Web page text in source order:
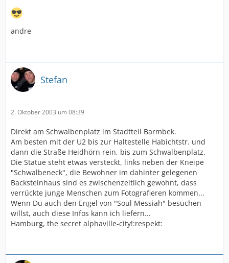
andre
Stefan
2. Oktober 2003 um 08:39
Direkt am Schwalbenplatz im Stadtteil Barmbek.
Am besten mit der U2 bis zur Haltestelle Habichtstr. und
dann die Straße Heidhörn rein, bis zum Schwalbenplatz.
Die Statue steht etwas versteckt, links neben der Kneipe
"Schwalbeneck", die Bewohner im dahinter gelegenen
Backsteinhaus sind es zwischenzeitlich gewohnt, dass
verrückte junge Menschen zum Fotografieren kommen...
Wenn Du auch den Engel von "Soul Messiah" besuchen
willst, auch diese Infos kann ich liefern...
Hamburg, the secret alphaville-city!:respekt: